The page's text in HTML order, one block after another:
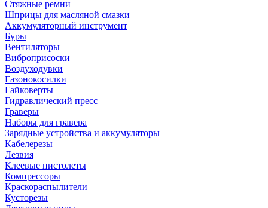
Стяжные ремни
Шприцы для масляной смазки
Аккумуляторный инструмент
Буры
Вентиляторы
Виброприсоски
Воздуходувки
Газонокосилки
Гайковерты
Гидравлический пресс
Граверы
Наборы для гравера
Зарядные устройства и аккумуляторы
Кабелерезы
Лезвия
Клеевые пистолеты
Компрессоры
Краскораспылители
Кусторезы